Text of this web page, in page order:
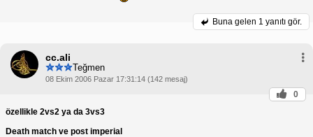
Buna gelen 1 yanıtı gör.
cc.ali
Teğmen
08 Ekim 2006 Pazar 17:31:14 (142 mesaj)
0
özellikle 2vs2 ya da 3vs3
Death match ve post imperial